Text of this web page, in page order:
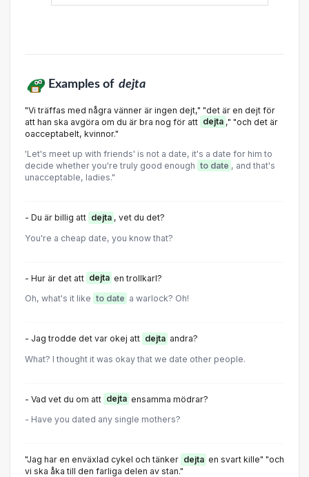
Examples of dejta
"Vi träffas med några vänner är ingen dejt," "det är en dejt för
att han ska avgöra om du är bra nog för att dejta ," "och det är
oacceptabelt, kvinnor."
'Let's meet up with friends' is not a date, it's a date for him to
decide whether you're truly good enough to date , and that's
unacceptable, ladies."
- Du är billig att dejta , vet du det?
You're a cheap date, you know that?
- Hur är det att dejta en trollkarl?
Oh, what's it like to date a warlock? Oh!
- Jag trodde det var okej att dejta andra?
What? I thought it was okay that we date other people.
- Vad vet du om att dejta ensamma mödrar?
- Have you dated any single mothers?
"Jag har en enväxlad cykel och tänker dejta en svart kille" "och
vi ska åka till den farliga delen av stan."